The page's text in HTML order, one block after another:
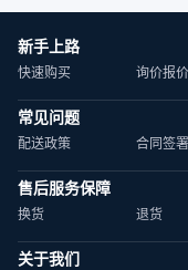
新手上路
快速购买 询价报价
常见问题
配送政策 合同签署
售后服务保障
换货 退货
关于我们